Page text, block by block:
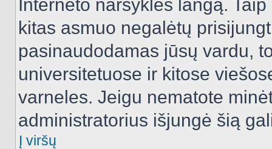
Interneto naršyklės langą.
kitas asmuo negalėtų
pasinaudodamas jūsų vardu,
universitetuose ir kitose
varneles. Jeigu nematote
administratorius išjungė šią
Į viršų